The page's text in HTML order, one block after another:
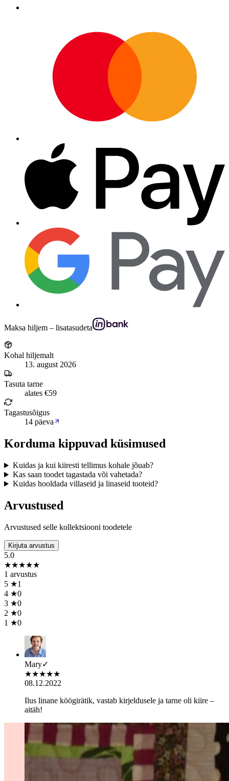
Maksa hiljem – lisatasudeta
Kohal hiljemalt
13. august 2026
Tasuta tarne
alates €59
Tagastusõigus
14 päeva
Korduma kippuvad küsimused
Kuidas ja kui kiiresti tellimus kohale jõuab?
Kas saan toodet tagastada või vahetada?
Kuidas hooldada villaseid ja linaseid tooteid?
Arvustused
Arvustused selle kollektsiooni toodetele
Kirjuta arvustus
5.0
★★★★★
1 arvustus
5 ★1
4 ★0
3 ★0
2 ★0
1 ★0
Mary✓
★★★★★
08.12.2022
Ilus linane köögirätik, vastab kirjeldusele ja tarne oli kiire –
aitäh!